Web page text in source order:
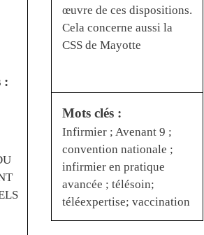
:
œuvre de ces dispositions.
Cela concerne aussi la
CSS de Mayotte
Mots clés :
Infirmier ; Avenant 9 ;
convention nationale ;
infirmier en pratique
avancée ; télésoin;
téléexpertise; vaccination